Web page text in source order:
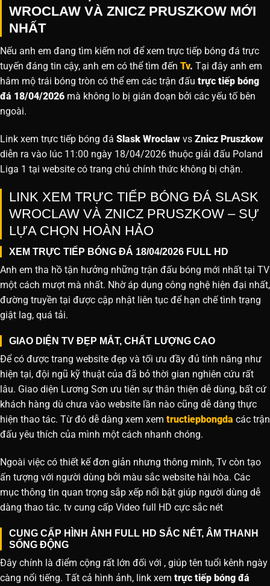
WROCLAW VÀ ZNICZ PRUSZKOW MỚI
NHẤT
Nếu anh em đang tìm kiếm nơi để xem trực tiếp bóng đá trực
tuyến đáng tin cậy, anh em có thể tìm đến Tv. Tại đây anh em
hâm mộ trái bóng tròn có thể em các trận đấu trực tiếp bóng
đá 18/04/2026 mà không lo bị gián đoạn bởi các yếu tố bên
ngoài.
Link xem trực tiếp bóng đá Slask Wroclaw vs Znicz Pruszkow
diễn ra vào lúc 11:00 ngày 18/04/2026 thuộc giải đấu Poland
Liga 1 tại website có trang chủ chính thức không bị chặn.
LINK XEM TRỰC TIẾP BÓNG ĐÁ SLASK
WROCLAW VÀ ZNICZ PRUSZKOW – SỰ
LỰA CHỌN HOÀN HẢO
XEM TRỰC TIẾP BÓNG ĐÁ 18/04/2026 FULL HD
Anh em tha hồ tận hưởng những trận đấu bóng mới nhất tại TV
một cách mượt mà nhất. Nhờ áp dụng công nghệ hiện đại nhất,
đường truyền tại được cập nhật liên tục để hạn chế tình trạng
giật lag, quá tải.
GIAO DIỆN TV ĐẸP MẮT, CHẤT LƯỢNG CAO
Để có được trang website đẹp và tối ưu đầy đủ tính năng như
hiện tại, đội ngũ kỹ thuật của đã bỏ thời gian nghiên cứu rất
lâu. Giao diện Lương Sơn ưu tiên sự thân thiện dễ dùng, bất cứ
khách hàng dù chưa vào website lần nào cũng dễ dàng thực
hiện thao tác. Từ đó dễ dàng xem xem tructiepbongda các trận
đấu yêu thích của mình một cách nhanh chóng.
Ngoài việc có thiết kế đơn giản nhưng thông minh, Tv còn tạo
ấn tượng với người dùng bởi màu sắc website hài hòa. Các
mục thông tin quan trọng sắp xếp nổi bật giúp người dùng dễ
dàng thao tác. tv cung cấp Video full HD cực sắc nét
CUNG CẤP HÌNH ẢNH FULL HD SẮC NÉT, ÂM THANH
SỐNG ĐỘNG
Đây chính là điểm cộng rất lớn đối với , giúp tên tuổi kênh ngày
càng nổi tiếng. Tất cả hình ảnh, link xem trực tiếp bóng đá